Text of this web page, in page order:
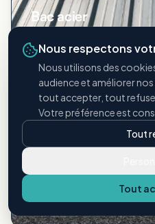
Bac acier
Étanchéité
Membranes et
Nous respectons
Nous utilisons des
audience et améliorer
tout accepter, tout
Votre préférence est
Tout
Tout